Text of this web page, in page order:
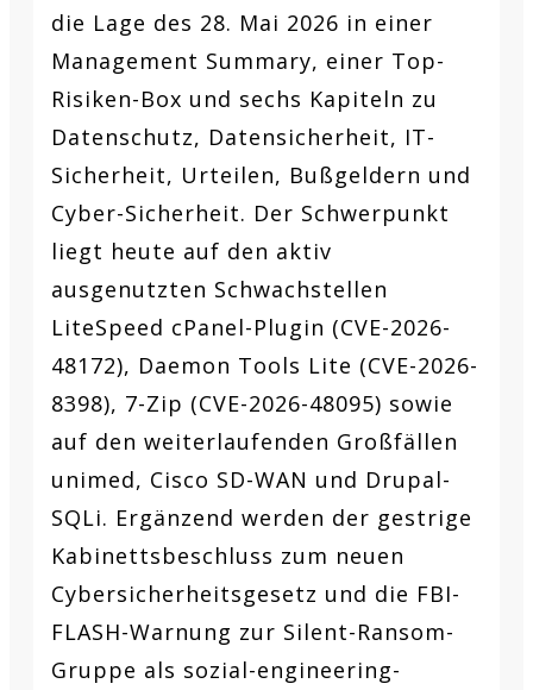
die Lage des 28. Mai 2026 in einer
Management Summary, einer Top-
Risiken-Box und sechs Kapiteln zu
Datenschutz, Datensicherheit, IT-
Sicherheit, Urteilen, Bußgeldern und
Cyber-Sicherheit. Der Schwerpunkt
liegt heute auf den aktiv
ausgenutzten Schwachstellen
LiteSpeed cPanel-Plugin (CVE-2026-
48172), Daemon Tools Lite (CVE-2026-
8398), 7-Zip (CVE-2026-48095) sowie
auf den weiterlaufenden Großfällen
unimed, Cisco SD-WAN und Drupal-
SQLi. Ergänzend werden der gestrige
Kabinettsbeschluss zum neuen
Cybersicherheitsgesetz und die FBI-
FLASH-Warnung zur Silent-Ransom-
Gruppe als sozial-engineering-